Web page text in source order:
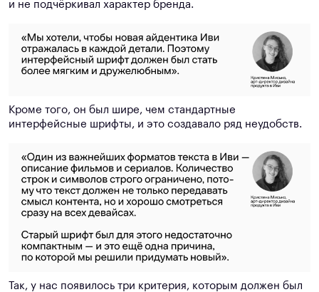
и не подчёркивал характер бренда.
Кроме того, он был шире, чем стандартные
интерфейсные шрифты, и это создавало ряд неудобств.
Так, у нас появилось три критерия, которым должен был